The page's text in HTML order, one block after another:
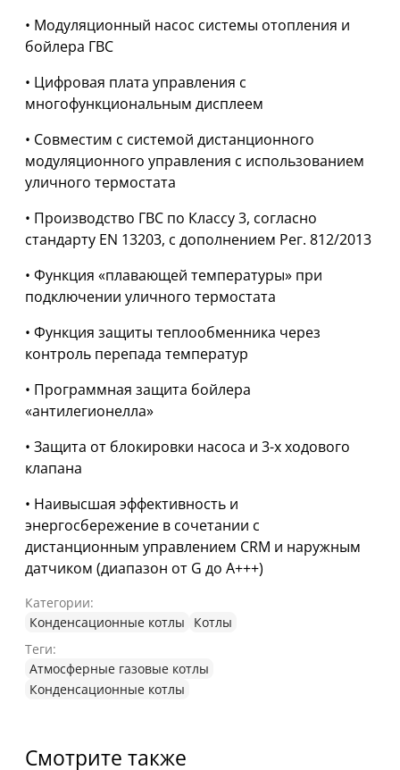
• Модуляционный насос системы отопления и
бойлера ГВС
• Цифровая плата управления с
многофункциональным дисплеем
• Совместим с системой дистанционного
модуляционного управления с использованием
уличного термостата
• Производство ГВС по Классу 3, согласно
стандарту EN 13203, с дополнением Рег. 812/2013
• Функция «плавающей температуры» при
подключении уличного термостата
• Функция защиты теплообменника через
контроль перепада температур
• Программная защита бойлера
«антилегионелла»
• Защита от блокировки насоса и 3-х ходового
клапана
• Наивысшая эффективность и
энергосбережение в сочетании с
дистанционным управлением CRM и наружным
датчиком (диапазон от G до A+++)
Категории:
Конденсационные котлы
Котлы
Теги:
Атмосферные газовые котлы
Конденсационные котлы
Смотрите также